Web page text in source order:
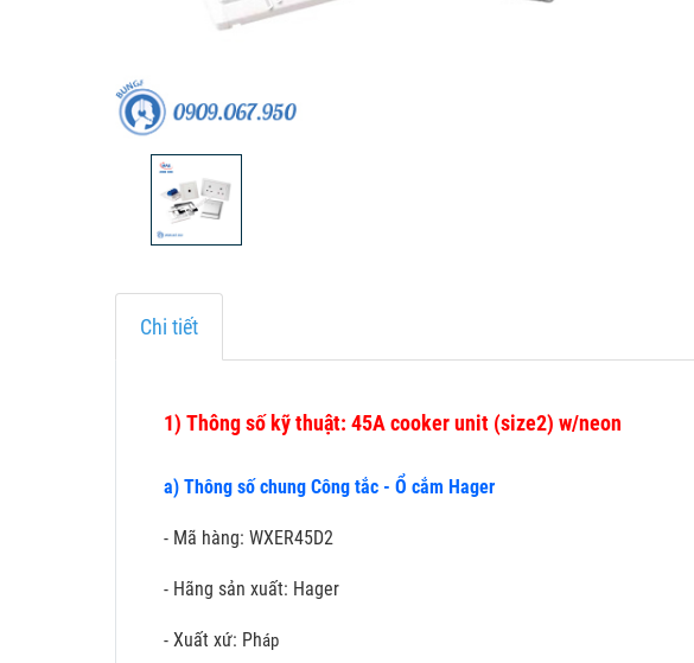
Chi tiết
1) Thông số kỹ thuật: 45A cooker unit (size2) w/neon
a) Thông số chung Công tắc - Ổ cắm Hager
- Mã hàng: WXER45D2
- Hãng sản xuất: Hager
- Xuất xứ: Pháp